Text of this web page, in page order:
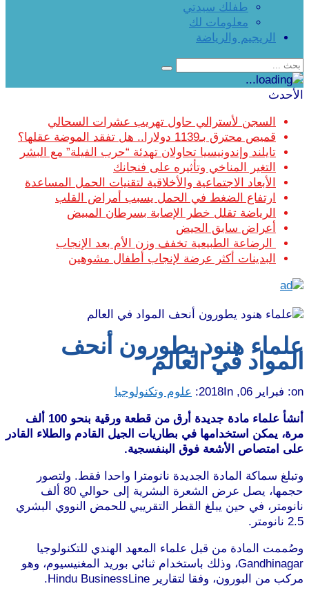
طفلك سيدتي
معلومات لك
الريجيم والرياضة
الأحدث
السجن لأسترالي حاول تهريب عشرات السحالي
قميص محترق بـ1139 دولارا.. هل تفقد الموضة عقلها؟
تايلند وإندونيسيا تحاولان تهدئة “حرب الفيلة” مع البشر
التغير المناخي وتأثيره على فنجانك
الأبعاد الاجتماعية والأخلاقية لتقنيات الحمل المساعدة
ارتفاع الضغط في الحمل يسبب أمراض القلب
الرياضة تقلل خطر الإصابة بسرطان المبيض
أعراض سابق الحيض
الرضاعة الطبيعية تخفف وزن الأم بعد الإنجاب
البدينات أكثر عرضة لإنجاب أطفال مشوهين
علماء هنود يطورون أنحف
المواد في العالم
on: فبراير 06, 2018 In: علوم وتكنولوجيا
أنشأ علماء مادة جديدة أرق من قطعة ورقية بنحو 100 ألف
مرة، يمكن استخدامها في بطاريات الجيل القادم والطلاء القادر
على امتصاص الأشعة فوق البنفسجية.
وتبلغ سماكة المادة الجديدة نانومترا واحدا فقط. ولتصور
حجمها، يصل عرض الشعرة البشرية إلى حوالي 80 ألف
نانومتر، في حين يبلغ القطر التقريبي للحمض النووي البشري
2.5 نانومتر.
وصُممت المادة من قبل علماء المعهد الهندي للتكنولوجيا
Gandhinagar، وذلك باستخدام ثنائي بوريد المغنيسيوم، وهو
مركب من البورون، وفقا لتقارير Hindu BusinessLine.